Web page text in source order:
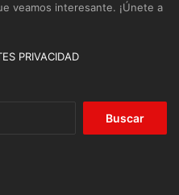
veamos interesante. ¡Únete a
PRIVACIDAD